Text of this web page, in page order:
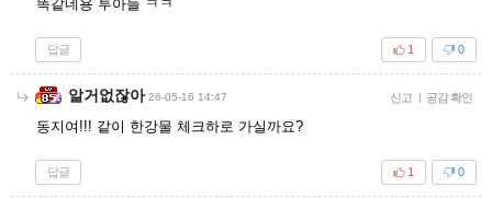
똑같네용 투아들 ㅋㅋ
답글 0
1
알거없잖아 26-05-16 14:47 신고 | 공감 확인
동지여!!! 같이 한강물 체크하로 가실까요?
답글 0
1